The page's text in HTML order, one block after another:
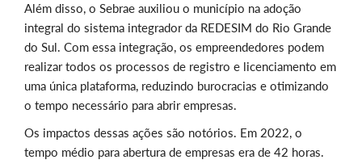
Além disso, o Sebrae auxiliou o município na adoção
integral do sistema integrador da REDESIM do Rio Grande
do Sul. Com essa integração, os empreendedores podem
realizar todos os processos de registro e licenciamento em
uma única plataforma, reduzindo burocracias e otimizando
o tempo necessário para abrir empresas.
Os impactos dessas ações são notórios. Em 2022, o
tempo médio para abertura de empresas era de 42 horas.